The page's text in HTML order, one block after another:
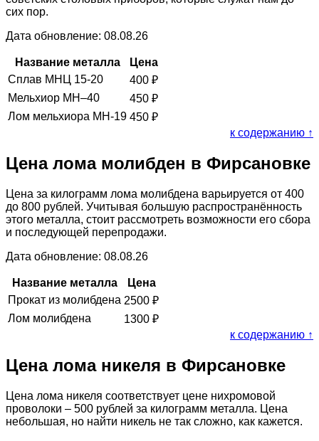
сих пор.
Дата обновление: 08.08.26
Название металла
Цена
Сплав МНЦ 15-20
400 ₽
Мельхиор МН–40
450 ₽
Лом мельхиора МН-19 450 ₽
к содержанию ↑
Цена лома молибден в Фирсановке
Цена за килограмм лома молибдена варьируется от 400
до 800 рублей. Учитывая большую распространённость
этого металла, стоит рассмотреть возможности его сбора
и последующей перепродажи.
Дата обновление: 08.08.26
Название металла
Цена
Прокат из молибдена 2500 ₽
Лом молибдена
1300 ₽
к содержанию ↑
Цена лома никеля в Фирсановке
Цена лома никеля соответствует цене нихромовой
проволоки – 500 рублей за килограмм металла. Цена
небольшая, но найти никель не так сложно, как кажется.